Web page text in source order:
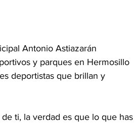
Antonio Astiazarán
y parques en Hermosillo
deportistas que brillan y
ti, la verdad es que lo que has